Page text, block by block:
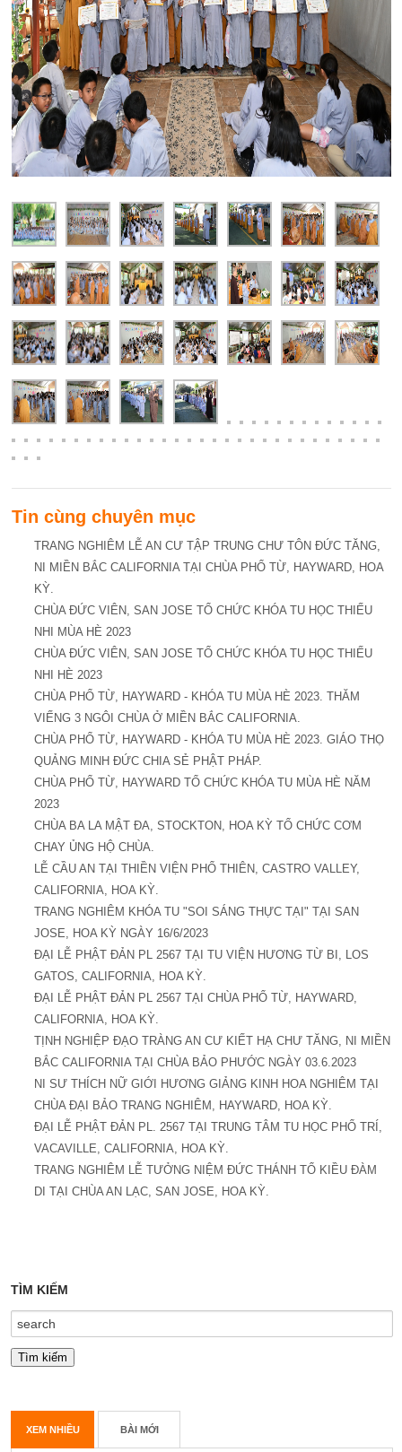
Tin cùng chuyên mục
TRANG NGHIÊM LỄ AN CƯ TẬP TRUNG CHƯ TÔN ĐỨC TĂNG,
NI MIỀN BẮC CALIFORNIA TẠI CHÙA PHỔ TỪ, HAYWARD, HOA
KỲ.
CHÙA ĐỨC VIÊN, SAN JOSE TỔ CHỨC KHÓA TU HỌC THIẾU
NHI MÙA HÈ 2023
CHÙA ĐỨC VIÊN, SAN JOSE TỔ CHỨC KHÓA TU HỌC THIẾU
NHI HÈ 2023
CHÙA PHỔ TỪ, HAYWARD - KHÓA TU MÙA HÈ 2023. THĂM
VIẾNG 3 NGÔI CHÙA Ở MIỀN BẮC CALIFORNIA.
CHÙA PHỔ TỪ, HAYWARD - KHÓA TU MÙA HÈ 2023. GIÁO THỌ
QUẢNG MINH ĐỨC CHIA SẺ PHẬT PHÁP.
CHÙA PHỔ TỪ, HAYWARD TỔ CHỨC KHÓA TU MÙA HÈ NĂM
2023
CHÙA BA LA MẬT ĐA, STOCKTON, HOA KỲ TỔ CHỨC CƠM
CHAY ỦNG HỘ CHÙA.
LỄ CẦU AN TẠI THIỀN VIỆN PHỔ THIÊN, CASTRO VALLEY,
CALIFORNIA, HOA KỲ.
TRANG NGHIÊM KHÓA TU "SOI SÁNG THỰC TẠI" TẠI SAN
JOSE, HOA KỲ NGÀY 16/6/2023
ĐẠI LỄ PHẬT ĐẢN PL 2567 TẠI TU VIỆN HƯƠNG TỪ BI, LOS
GATOS, CALIFORNIA, HOA KỲ.
ĐẠI LỄ PHẬT ĐẢN PL 2567 TẠI CHÙA PHỔ TỪ, HAYWARD,
CALIFORNIA, HOA KỲ.
TỊNH NGHIỆP ĐẠO TRÀNG AN CƯ KIẾT HẠ CHƯ TĂNG, NI MIỀN
BẮC CALIFORNIA TẠI CHÙA BẢO PHƯỚC NGÀY 03.6.2023
NI SƯ THÍCH NỮ GIỚI HƯƠNG GIẢNG KINH HOA NGHIÊM TẠI
CHÙA ĐẠI BẢO TRANG NGHIÊM, HAYWARD, HOA KỲ.
ĐẠI LỄ PHẬT ĐẢN PL. 2567 TẠI TRUNG TÂM TU HỌC PHỔ TRÍ,
VACAVILLE, CALIFORNIA, HOA KỲ.
TRANG NGHIÊM LỄ TƯỞNG NIỆM ĐỨC THÁNH TỔ KIỀU ĐÀM
DI TẠI CHÙA AN LẠC, SAN JOSE, HOA KỲ.
TÌM KIẾM
XEM NHIỀU BÀI MỚI